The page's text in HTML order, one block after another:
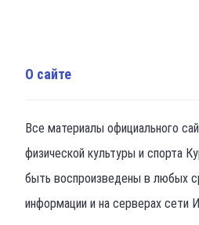
О сайте
Все материалы официального
физической культуры и спорта
быть воспроизведены в любых
информации и на серверах сети